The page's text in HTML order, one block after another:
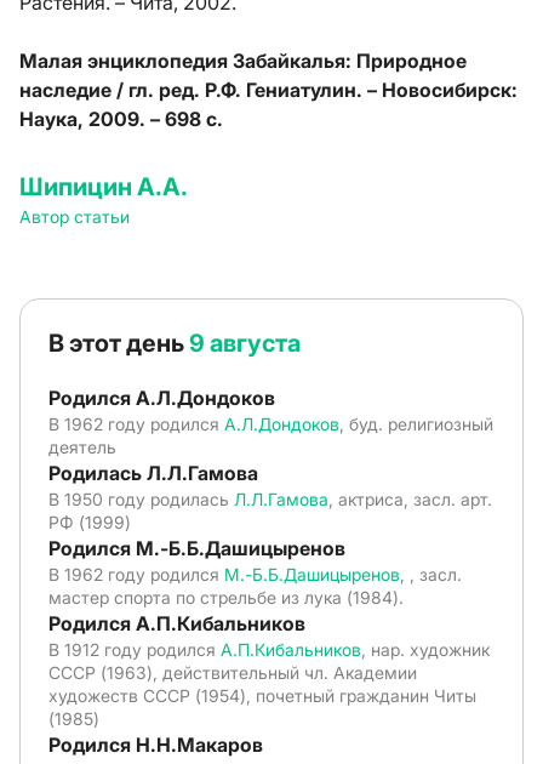
Малая энциклопедия Забайкалья: Природное
наследие / гл. ред. Р.Ф. Гениатулин. – Новосибирск:
Наука, 2009. – 698 с.
Шипицин А.А.
Автор статьи
В этот день9 августа
Родился А.Л.Дондоков
В 1962 году родился А.Л.Дондоков , буд. религиозный
деятель
Родилась Л.Л.Гамова
В 1950 году родилась Л.Л.Гамова , актриса, засл. арт.
РФ (1999)
Родился М.-Б.Б.Дашицыренов
В 1962 году родился М.-Б.Б.Дашицыренов , , засл.
мастер спорта по стрельбе из лука (1984).
Родился А.П.Кибальников
В 1912 году родился А.П.Кибальников , нар. художник
СССР (1963), действительный чл. Академии
художеств СССР (1954), почетный гражданин Читы
(1985)
Родился Н.Н.Макаров